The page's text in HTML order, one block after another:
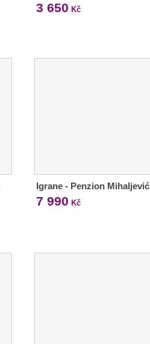
3 650 Kč
Igrane - Penzion Mihaljević
7 990 Kč